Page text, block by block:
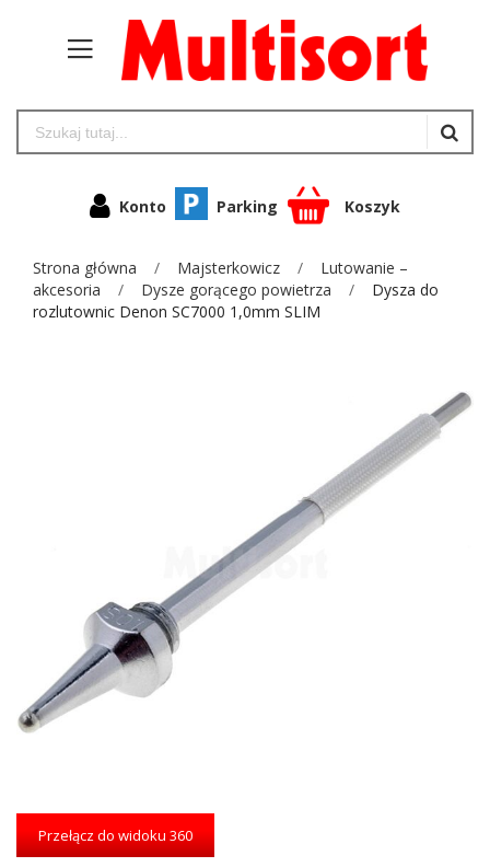
Konto Parking Koszyk
Strona główna Majsterkowicz
Lutowanie –
akcesoria
Dysze gorącego powietrza
Dysza do
rozlutownic Denon SC7000 1,0mm SLIM
Przejdź
początek
Przełącz do widoku 360